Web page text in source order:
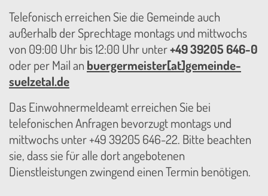
Telefonisch erreichen Sie die Gemeinde auch
außerhalb der Sprechtage montags und mittwochs
von 09:00 Uhr bis 12:00 Uhr unter+49 39205 646-0
oder per Mail an buergermeister[at]gemeinde-
suelzetal.de
Das Einwohnermeldeamt erreichen Sie bei
telefonischen Anfragen bevorzugt montags und
mittwochs unter +49 39205 646-22. Bitte beachten
sie, dass sie für alle dort angebotenen
Dienstleistungen zwingend einen Termin benötigen.